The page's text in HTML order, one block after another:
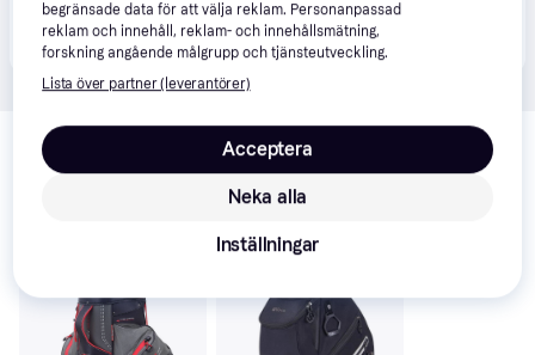
Produkten finns även hos 4 butiker som valt att inte
samarbeta med PriceRunner.
Relaterade produkter
Vi har plockat fram ett urval av produkter som kanske skulle
Trendande
begränsade data för att välja reklam. Personanpassad
reklam och innehåll, reklam- och innehållsmätning,
forskning angående målgrupp och tjänsteutveckling.
Lista över partner (leverantörer)
Neka alla
Acceptera
Inställningar